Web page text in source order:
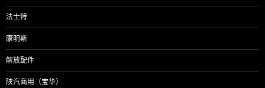
法士特
康明斯
解放配件
陕汽商用（宝华）